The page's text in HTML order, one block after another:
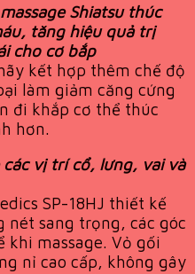
Shiatsu thúc
tăng hiệu quả trị
cho cơ bắp
kết hợp thêm chế độ
làm giảm căng cứng
đi khắp cơ thể thúc
hơn.
vị trí cổ, lưng, vai và
SP-18HJ thiết kế
nét sang trọng, các góc
khi massage. Vỏ gối
nỉ cao cấp, không gây